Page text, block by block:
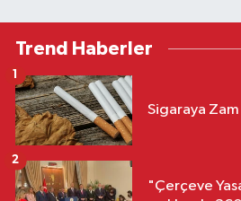
Trend Haberler
Sigaraya
1
"Çerçeve
2